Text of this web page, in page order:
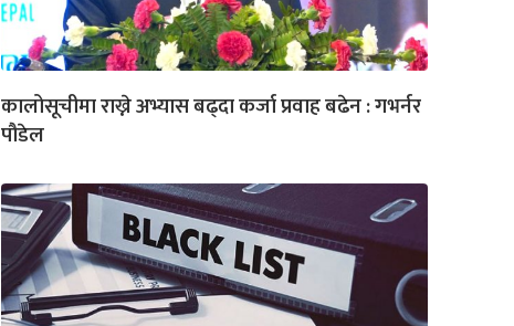
कालोसूचीमा राख्ने अभ्यास बढ्दा कर्जा प्रवाह बढेन : गभर्नर
पौडेल